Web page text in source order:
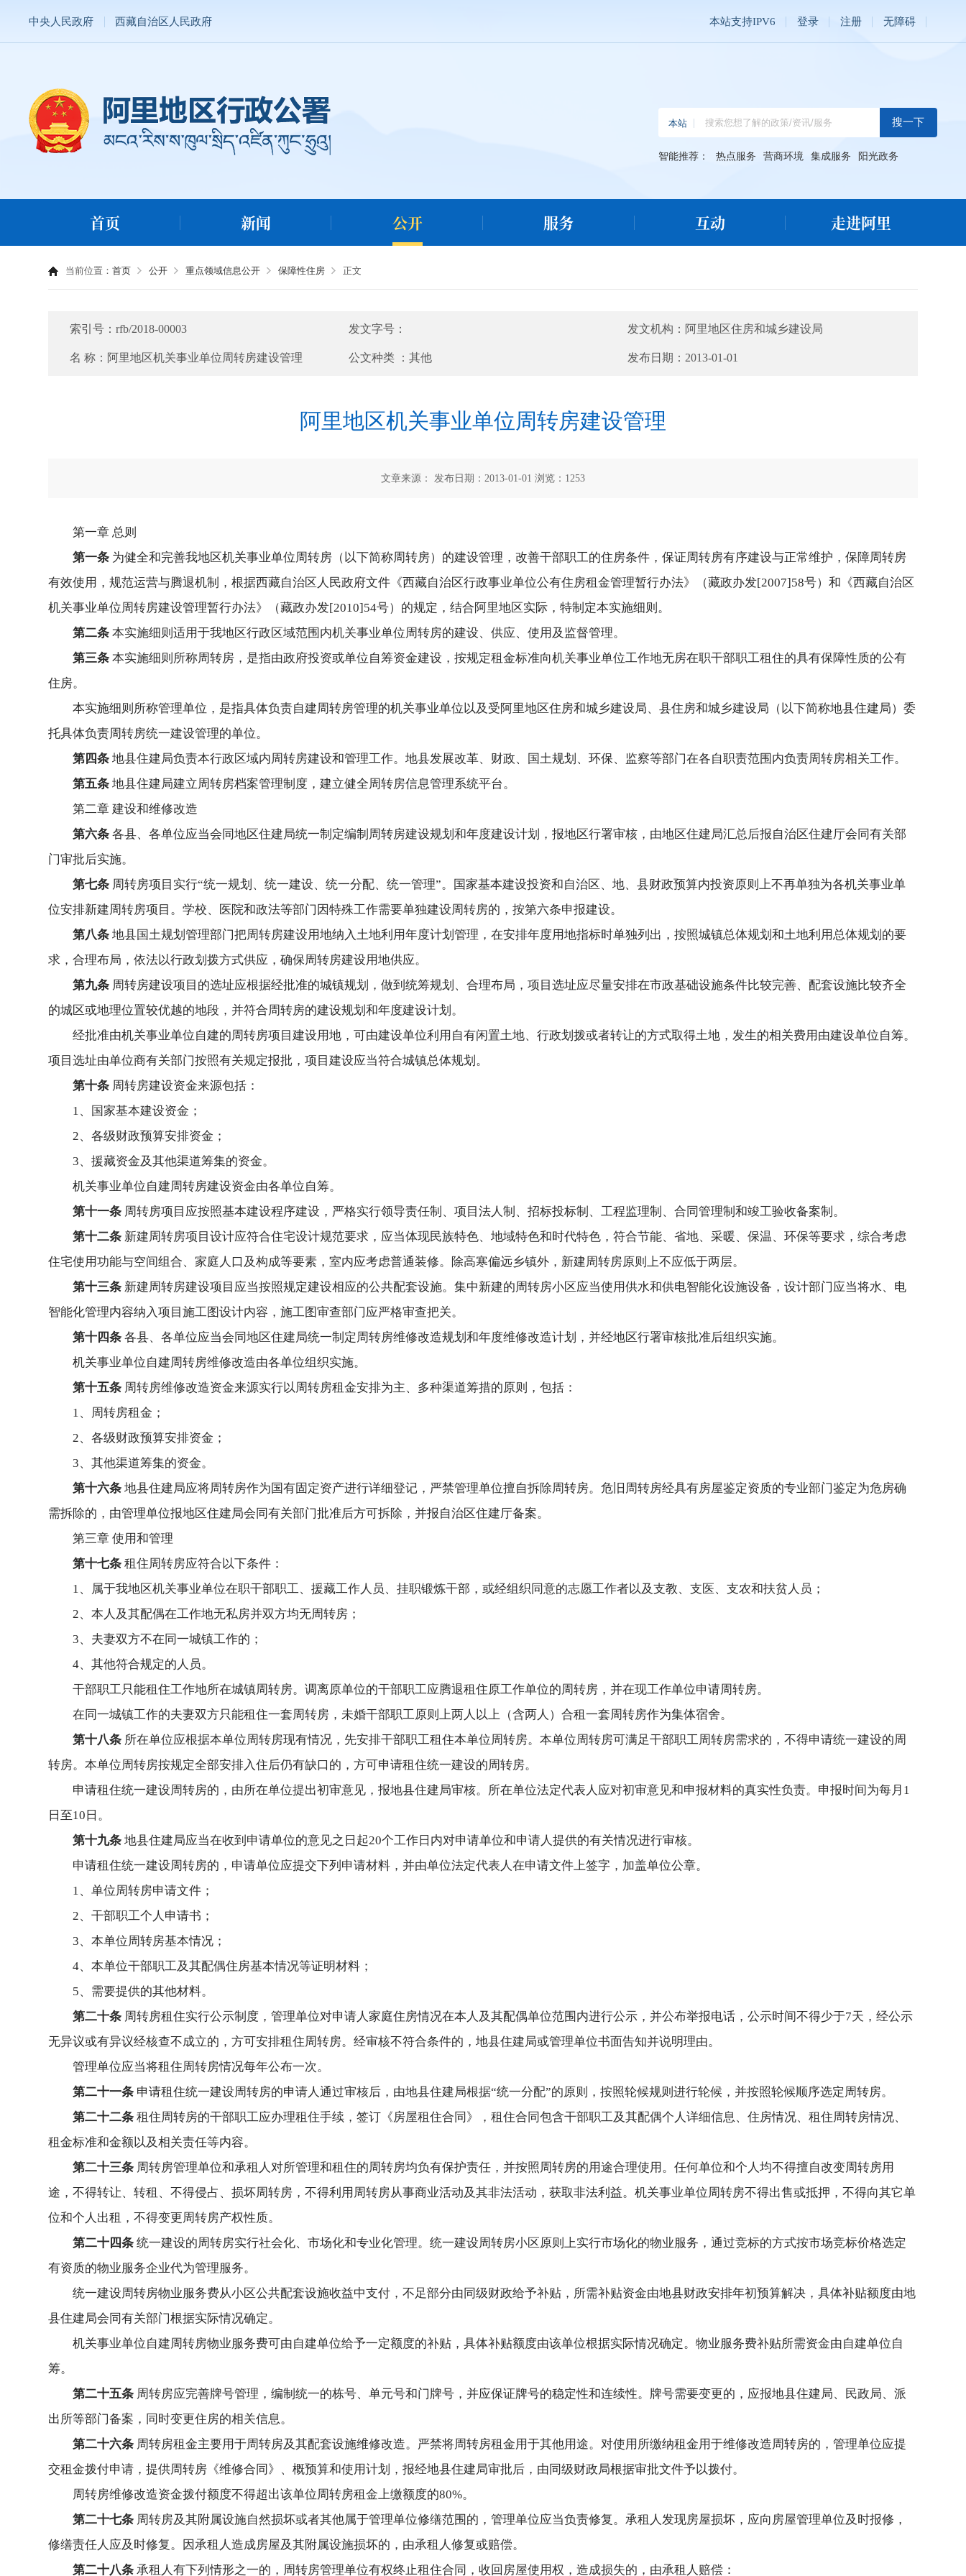
中央人民政府 西藏自治区人民政府 本站支持IPV6 登录 注册 无障碍
智能推荐： 热点服务 营商环境 集成服务 阳光政务
首页 新闻 公开 服务 互动 走进阿里
当前位置：首页 公开 重点领域信息公开 保障性住房 正文
索引号：rfb/2018-00003 发文字号： 发文机构： 阿里地区住房和城乡建设局
名 称： 阿里地区机关事业单位周转房建设管理 公文种类 ：其他 发布日期： 2013-01-01
阿里地区机关事业单位周转房建设管理
文章来源： 发布日期：2013-01-01 浏览： 1253
第一章 总则
第一条 为健全和完善我地区机关事业单位周转房（以下简称周转房）的建设管理，改善干部职工的住房条件，保证周转房有序建设与正常维护，保障周转房
有效使用，规范运营与腾退机制，根据西藏自治区人民政府文件《西藏自治区行政事业单位公有住房租金管理暂行办法》（藏政办发[2007]58号）和《西藏自治区
机关事业单位周转房建设管理暂行办法》（藏政办发[2010]54号）的规定，结合阿里地区实际，特制定本实施细则。
第二条本实施细则适用于我地区行政区域范围内机关事业单位周转房的建设、供应、使用及监督管理。
第三条本实施细则所称周转房，是指由政府投资或单位自筹资金建设，按规定租金标准向机关事业单位工作地无房在职干部职工租住的具有保障性质的公有
住房。
本实施细则所称管理单位，是指具体负责自建周转房管理的机关事业单位以及受阿里地区住房和城乡建设局、县住房和城乡建设局（以下简称地县住建局）委
托具体负责周转房统一建设管理的单位。
第四条 地县住建局负责本行政区域内周转房建设和管理工作。地县发展改革、财政、国土规划、环保、监察等部门在各自职责范围内负责周转房相关工作。
第五条 地县住建局建立周转房档案管理制度，建立健全周转房信息管理系统平台。
第二章 建设和维修改造
第六条各县、各单位应当会同地区住建局统一制定编制周转房建设规划和年度建设计划，报地区行署审核，由地区住建局汇总后报自治区住建厅会同有关部
门审批后实施。
第七条 周转房项目实行“统一规划、统一建设、统一分配、统一管理”。国家基本建设投资和自治区、地、县财政预算内投资原则上不再单独为各机关事业单
位安排新建周转房项目。学校、医院和政法等部门因特殊工作需要单独建设周转房的，按第六条申报建设。
第八条地县国土规划管理部门把周转房建设用地纳入土地利用年度计划管理，在安排年度用地指标时单独列出，按照城镇总体规划和土地利用总体规划的要
求，合理布局，依法以行政划拨方式供应，确保周转房建设用地供应。
第九条 周转房建设项目的选址应根据经批准的城镇规划，做到统筹规划、合理布局，项目选址应尽量安排在市政基础设施条件比较完善、配套设施比较齐全
的城区或地理位置较优越的地段，并符合周转房的建设规划和年度建设计划。
经批准由机关事业单位自建的周转房项目建设用地，可由建设单位利用自有闲置土地、行政划拨或者转让的方式取得土地，发生的相关费用由建设单位自筹。
项目选址由单位商有关部门按照有关规定报批，项目建设应当符合城镇总体规划。
第十条 周转房建设资金来源包括：
1、国家基本建设资金；
2、各级财政预算安排资金；
3、援藏资金及其他渠道筹集的资金。
机关事业单位自建周转房建设资金由各单位自筹。
第十一条 周转房项目应按照基本建设程序建设，严格实行领导责任制、项目法人制、招标投标制、工程监理制、合同管理制和竣工验收备案制。
第十二条 新建周转房项目设计应符合住宅设计规范要求，应当体现民族特色、地域特色和时代特色，符合节能、省地、采暖、保温、环保等要求，综合考虑
住宅使用功能与空间组合、家庭人口及构成等要素，室内应考虑普通装修。除高寒偏远乡镇外，新建周转房原则上不应低于两层。
第十三条 新建周转房建设项目应当按照规定建设相应的公共配套设施。集中新建的周转房小区应当使用供水和供电智能化设施设备，设计部门应当将水、电
智能化管理内容纳入项目施工图设计内容，施工图审查部门应严格审查把关。
第十四条 各县、各单位应当会同地区住建局统一制定周转房维修改造规划和年度维修改造计划，并经地区行署审核批准后组织实施。
机关事业单位自建周转房维修改造由各单位组织实施。
第十五条 周转房维修改造资金来源实行以周转房租金安排为主、多种渠道筹措的原则，包括：
1、周转房租金；
2、各级财政预算安排资金；
3、其他渠道筹集的资金。
第十六条地县住建局应将周转房作为国有固定资产进行详细登记，严禁管理单位擅自拆除周转房。危旧周转房经具有房屋鉴定资质的专业部门鉴定为危房确
需拆除的，由管理单位报地区住建局会同有关部门批准后方可拆除，并报自治区住建厅备案。
第三章 使用和管理
第十七条 租住周转房应符合以下条件：
1、属于我地区机关事业单位在职干部职工、援藏工作人员、挂职锻炼干部，或经组织同意的志愿工作者以及支教、支医、支农和扶贫人员；
2、本人及其配偶在工作地无私房并双方均无周转房；
3、夫妻双方不在同一城镇工作的；
4、其他符合规定的人员。
干部职工只能租住工作地所在城镇周转房。调离原单位的干部职工应腾退租住原工作单位的周转房，并在现工作单位申请周转房。
在同一城镇工作的夫妻双方只能租住一套周转房，未婚干部职工原则上两人以上（含两人）合租一套周转房作为集体宿舍。
第十八条 所在单位应根据本单位周转房现有情况，先安排干部职工租住本单位周转房。本单位周转房可满足干部职工周转房需求的，不得申请统一建设的周
转房。本单位周转房按规定全部安排入住后仍有缺口的，方可申请租住统一建设的周转房。
申请租住统一建设周转房的，由所在单位提出初审意见，报地县住建局审核。所在单位法定代表人应对初审意见和申报材料的真实性负责。申报时间为每月1
日至10日。
第十九条地县住建局应当在收到申请单位的意见之日起20个工作日内对申请单位和申请人提供的有关情况进行审核。
申请租住统一建设周转房的，申请单位应提交下列申请材料，并由单位法定代表人在申请文件上签字，加盖单位公章。
1、单位周转房申请文件；
2、干部职工个人申请书；
3、本单位周转房基本情况；
4、本单位干部职工及其配偶住房基本情况等证明材料；
5、需要提供的其他材料。
第二十条 周转房租住实行公示制度，管理单位对申请人家庭住房情况在本人及其配偶单位范围内进行公示，并公布举报电话，公示时间不得少于7天，经公示
无异议或有异议经核查不成立的，方可安排租住周转房。经审核不符合条件的，地县住建局或管理单位书面告知并说明理由。
管理单位应当将租住周转房情况每年公布一次。
第二十一条 申请租住统一建设周转房的申请人通过审核后，由地县住建局根据“统一分配”的原则，按照轮候规则进行轮候，并按照轮候顺序选定周转房。
第二十二条租住周转房的干部职工应办理租住手续，签订《房屋租住合同》，租住合同包含干部职工及其配偶个人详细信息、住房情况、租住周转房情况、
租金标准和金额以及相关责任等内容。
第二十三条 周转房管理单位和承租人对所管理和租住的周转房均负有保护责任，并按照周转房的用途合理使用。任何单位和个人均不得擅自改变周转房用
途，不得转让、转租、不得侵占、损坏周转房，不得利用周转房从事商业活动及其非法活动，获取非法利益。机关事业单位周转房不得出售或抵押，不得向其它单
位和个人出租，不得变更周转房产权性质。
第二十四条 统一建设的周转房实行社会化、市场化和专业化管理。统一建设周转房小区原则上实行市场化的物业服务，通过竞标的方式按市场竞标价格选定
有资质的物业服务企业代为管理服务。
统一建设周转房物业服务费从小区公共配套设施收益中支付，不足部分由同级财政给予补贴，所需补贴资金由地县财政安排年初预算解决，具体补贴额度由地
县住建局会同有关部门根据实际情况确定。
机关事业单位自建周转房物业服务费可由自建单位给予一定额度的补贴，具体补贴额度由该单位根据实际情况确定。物业服务费补贴所需资金由自建单位自
筹。
第二十五条 周转房应完善牌号管理，编制统一的栋号、单元号和门牌号，并应保证牌号的稳定性和连续性。牌号需要变更的，应报地县住建局、民政局、派
出所等部门备案，同时变更住房的相关信息。
第二十六条 周转房租金主要用于周转房及其配套设施维修改造。严禁将周转房租金用于其他用途。对使用所缴纳租金用于维修改造周转房的，管理单位应提
交租金拨付申请，提供周转房《维修合同》、概预算和使用计划，报经地县住建局审批后，由同级财政局根据审批文件予以拨付。
周转房维修改造资金拨付额度不得超出该单位周转房租金上缴额度的80%。
第二十七条 周转房及其附属设施自然损坏或者其他属于管理单位修缮范围的，管理单位应当负责修复。承租人发现房屋损坏，应向房屋管理单位及时报修，
修缮责任人应及时修复。因承租人造成房屋及其附属设施损坏的，由承租人修复或赔偿。
第二十八条承租人有下列情形之一的，周转房管理单位有权终止租住合同，收回房屋使用权，造成损失的，由承租人赔偿：